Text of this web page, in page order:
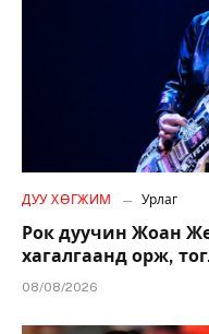
ДУУ ХӨГЖИМ Урлаг
Рок дуучин Жоан
хагалгаанд орж,
08/08/2026